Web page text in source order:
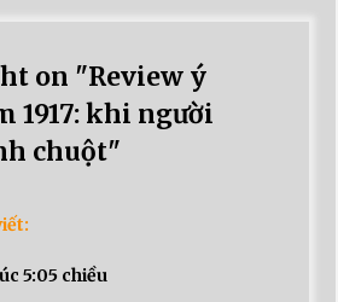
on "Review ý
1917: khi người
chuột"
5:05 chiều